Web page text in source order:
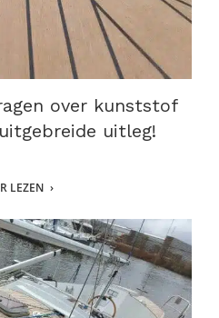
over kunststof
uitleg!
LEZEN